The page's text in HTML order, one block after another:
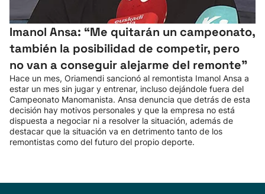
Imanol Ansa: “Me quitarán un campeonato,
también la posibilidad de competir, pero
no van a conseguir alejarme del remonte"
Hace un mes, Oriamendi sancionó al remontista Imanol Ansa a
estar un mes sin jugar y entrenar, incluso dejándole fuera del
Campeonato Manomanista. Ansa denuncia que detrás de esta
decisión hay motivos personales y que la empresa no está
dispuesta a negociar ni a resolver la situación, además de
destacar que la situación va en detrimento tanto de los
remontistas como del futuro del propio deporte.